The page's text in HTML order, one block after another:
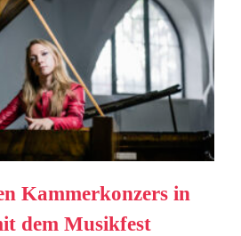
Kammerkonzers in
dem Musikfest